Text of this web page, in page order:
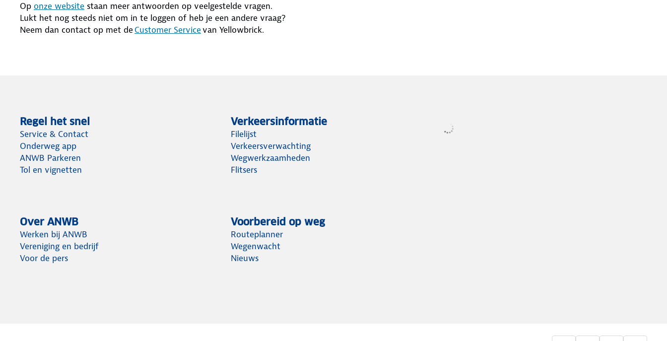
Op onze website staan meer antwoorden op veelgestelde vragen.
Lukt het nog steeds niet om in te loggen of heb je een andere vraag?
Neem dan contact op met deCustomer Servicevan Yellowbrick.
Regel het snel
Service & Contact
Onderweg app
ANWB Parkeren
Tol en vignetten
Verkeersinformatie
Filelijst
Verkeersverwachting
Wegwerkzaamheden
Flitsers
Over ANWB
Werken bij ANWB
Vereniging en bedrijf
Voor de pers
Voorbereid op weg
Routeplanner
Wegenwacht
Nieuws